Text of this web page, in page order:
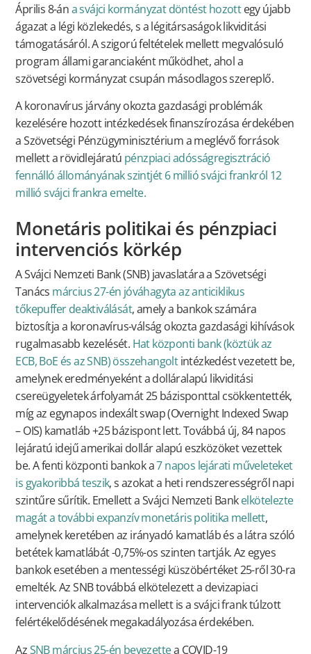
Április 8-ána svájci kormányzat döntést hozottegy újabb
ágazat a légi közlekedés, s a légitársaságok likviditási
támogatásáról. A szigorú feltételek mellett megvalósuló
program állami garanciaként működhet, ahol a
szövetségi kormányzat csupán másodlagos szereplő.
A koronavírus járvány okozta gazdasági problémák
kezelésére hozott intézkedések finanszírozása érdekében
a Szövetségi Pénzügyminisztérium a meglévő források
mellett a rövidlejáratú pénzpiaci adósságregisztráció
fennálló állományának szintjét 6 millió svájci frankról 12
millió svájci frankra emelte.
Monetáris politikai és pénzpiaci
intervenciós körkép
A Svájci Nemzeti Bank (SNB) javaslatára a Szövetségi
Tanács március 27-én jóváhagyta az anticiklikus
tőkepuffer deaktiválását, amely a bankok számára
biztosítja a koronavírus-válság okozta gazdasági kihívások
rugalmasabb kezelését. Hat központi bank (köztük az
ECB, BoE és az SNB) összehangoltintézkedést vezetett be,
amelynek eredményeként a dolláralapú likviditási
csereügyeletek árfolyamát 25 bázisponttal csökkentették,
míg az egynapos indexált swap (Overnight Indexed Swap
– OIS) kamatláb +25 bázispont lett. Továbbá új, 84 napos
lejáratú idejű amerikai dollár alapú eszközöket vezettek
be. A fenti központi bankok a7 napos lejárati műveleteket
is gyakoribbá teszik, s azokat a heti rendszerességről napi
szintűre sűrítik. Emellett a Svájci Nemzeti Bankelkötelezte
magát a további expanzív monetáris politika mellett,
amelynek keretében az irányadó kamatláb és a látra szóló
betétek kamatlábát -0,75%-os szinten tartják. Az egyes
bankok esetében a mentességi küszöbértéket 25-ről 30-ra
emelték. Az SNB továbbá elkötelezett a devizapiaci
intervenciók alkalmazása mellett is a svájci frank túlzott
felértékelődésének megakadályozása érdekében.
AzSNB március 25-én bevezettea COVID-19